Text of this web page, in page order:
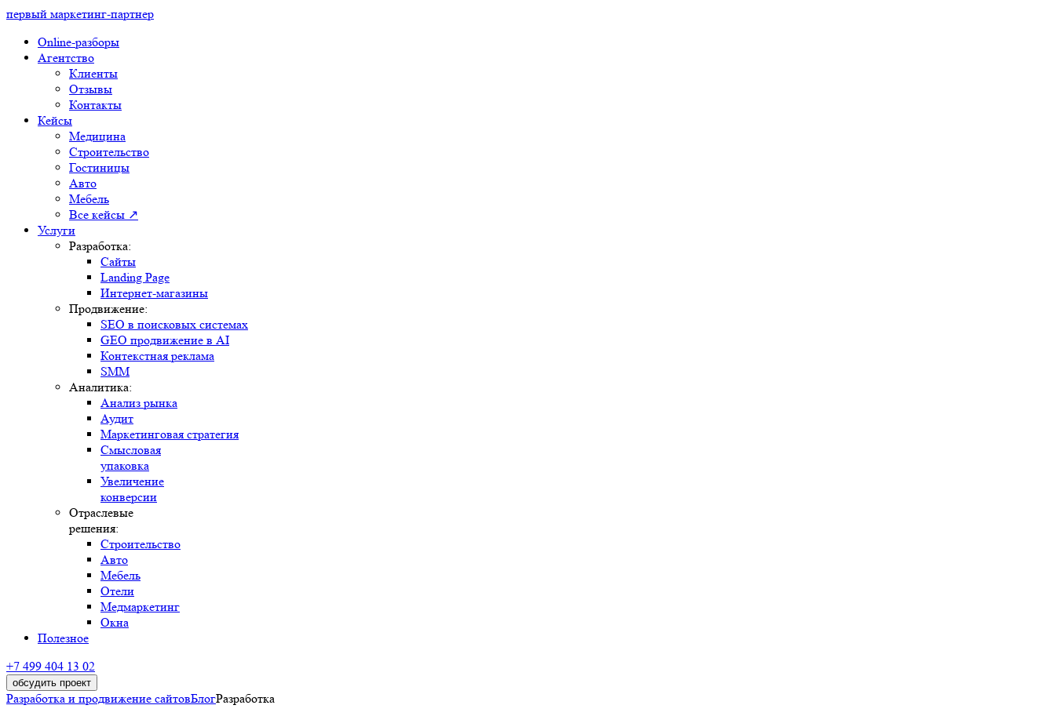
первый маркетинг-партнер
Online-разборы
Агентство
Клиенты
Отзывы
Контакты
Кейсы
Медицина
Строительство
Гостиницы
Авто
Мебель
Все кейсы ↗
Услуги
Разработка:
Сайты
Landing Page
Интернет-магазины
Продвижение:
SEO в поисковых системах
GEO продвижение в AI
Контекстная реклама
SMM
Аналитика:
Анализ рынка
Аудит
Маркетинговая стратегия
Смысловая
упаковка
Увеличение
конверсии
Отраслевые
решения:
Строительство
Авто
Мебель
Отели
Медмаркетинг
Окна
Полезное
+7 499 404 13 02
обсудить проект
Разработка и продвижение сайтовБлогРазработка